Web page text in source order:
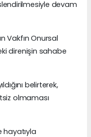
devam
Vakfın Onursal
direnişin sahabe
belirterek,
olmaması
hayatıyla